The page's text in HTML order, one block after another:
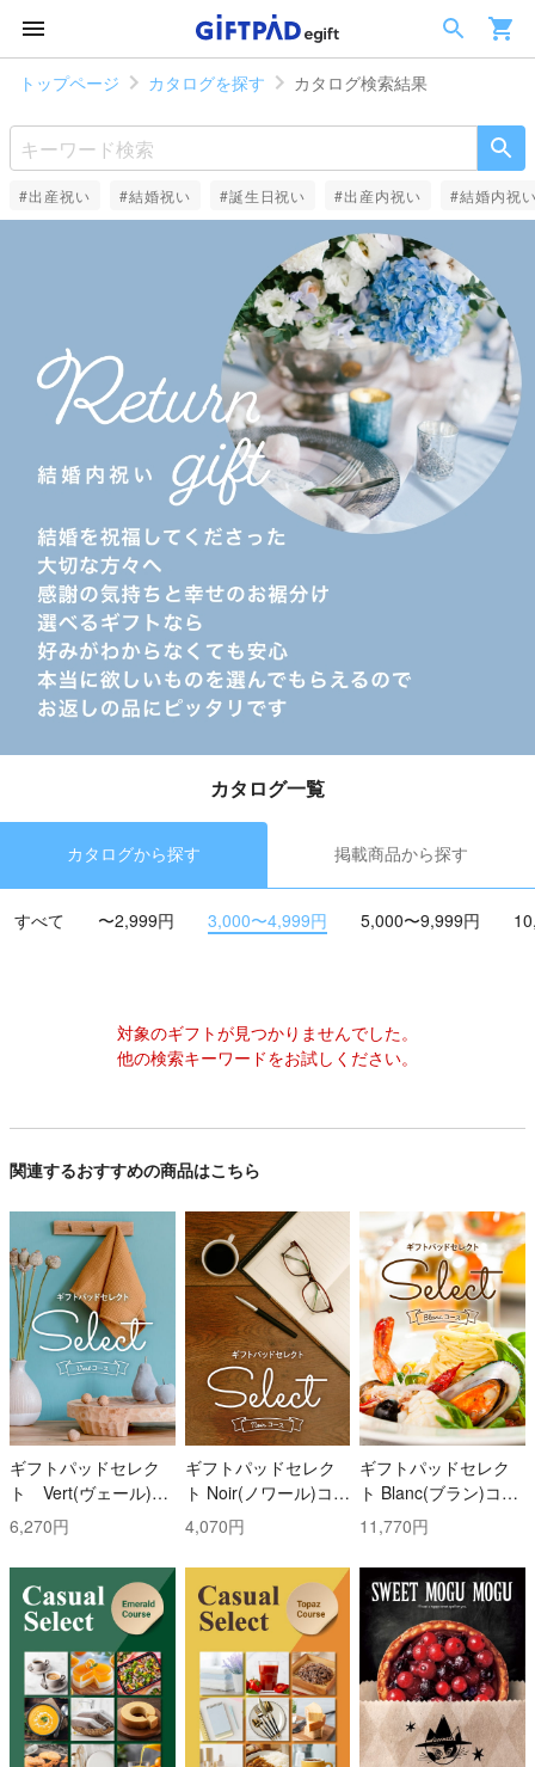
トップページ カタログを探す カタログ検索結果
#出産祝い #結婚祝い #誕生日祝い #出産内祝い #結婚内祝
カタログ一覧
カタログから探す 掲載商品から探す
すべて 〜2,999円 3,000〜4,999円 5,000〜9,999円
対象のギフトが見つかりませんでした。
他の検索キーワードをお試しください。
関連するおすすめの商品はこちら
ギフトパッドセレク
ト Vert(ヴェール)コ
ース
6,270円
ギフトパッドセレク
ト Noir(ノワール)コー
ス
4,070円
ギフトパッドセレク
ト Blanc(ブラン)コー
ス
11,770円